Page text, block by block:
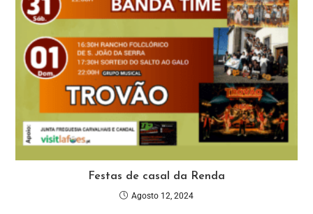
Festas de casal da Renda
Agosto 12, 2024